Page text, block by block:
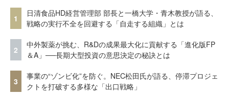
1
日清食品HD経営管理部 部長と一橋大学・青木教授が語る、
戦略の実行不全を回避する「自走する組織」とは
2
中外製薬が挑む、R&Dの成果最大化に貢献する「進化版FP
＆A」──長期大型投資の意思決定の秘訣とは
3
事業の“ゾンビ化”を防ぐ。NEC松田氏が語る、停滞プロジェ
クトを打破する多様な「出口戦略」